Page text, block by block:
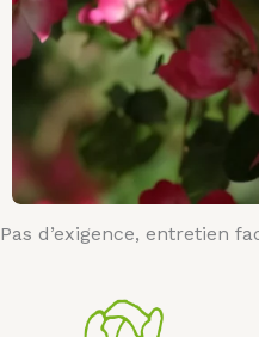
Pas d’exigence, entretien